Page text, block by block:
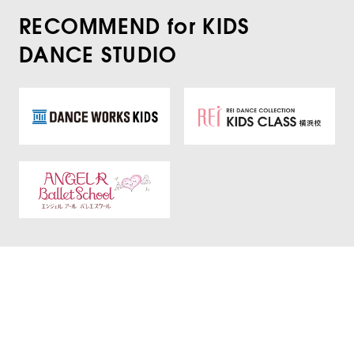
RECOMMEND for KIDS
DANCE STUDIO